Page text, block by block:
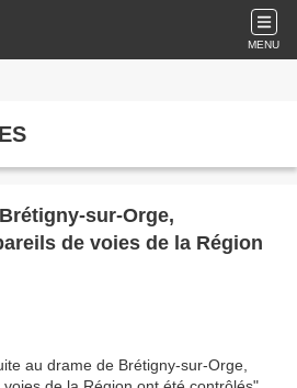
MENU
sur-Orge,
de voies de la Région